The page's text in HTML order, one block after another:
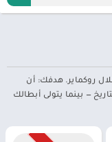
روكماير. هدفك: أن
— بينما يتولى أبطالك